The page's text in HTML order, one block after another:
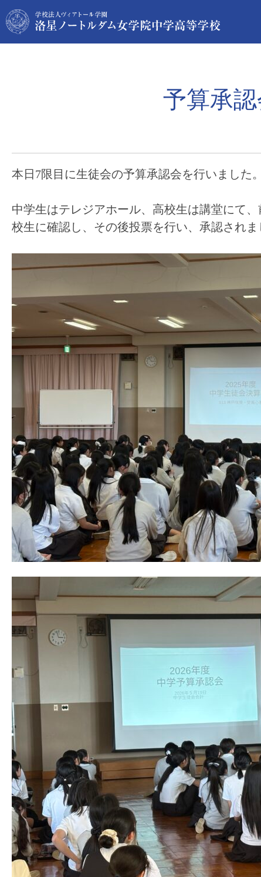
予算承
本日7限目に生徒会の予算承認会を行いました。
中学生はテレジアホール、高校生は講堂にて
校生に確認し、その後投票を行い、承認されま